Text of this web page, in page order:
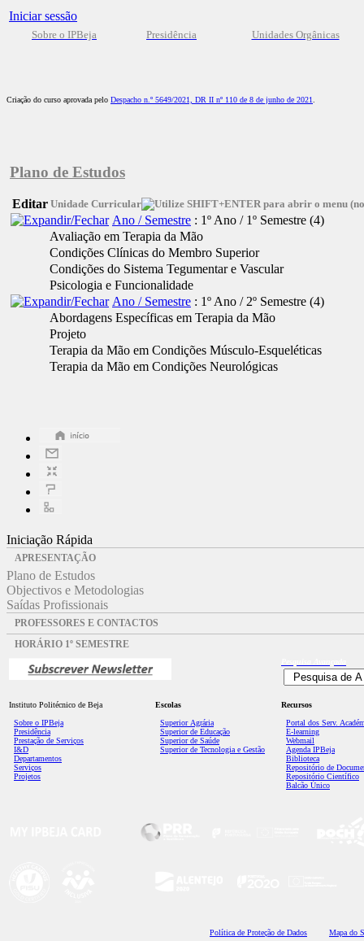
Iniciar sessão
Sobre o IPBeja Presidência Unidades Orgânicas
Criação do curso aprovada pelo Despacho n.º 5649/2021, DR II nº 110 de 8 de junho de 2021
Plano de Estudos
Editar Unidade Curricular
Ano / Semestre : 1º Ano / 1º Semestre ‎(4)
Avaliação em Terapia da Mão
Condições Clínicas do Membro Superior
Condições do Sistema Tegumentar e Vascular
Psicologia e Funcionalidade
Ano / Semestre : 1º Ano / 2º Semestre ‎(4)
Abordagens Específicas em Terapia da Mão
Projeto
Terapia da Mão em Condições Músculo-Esqueléticas
Terapia da Mão em Condições Neurológicas
Iniciação Rápida
APRESENTAÇÃO
Plano de Estudos
Objectivos e Metodologias
Saídas Profissionais
PROFESSORES E CONTACTOS
HORÁRIO 1º SEMESTRE
Instituto Politécnico de Beja
Sobre o IPBeja
Presidência
Prestação de Serviços
I&D
Departamentos
Serviços
Projetos
Escolas
Superior Agrária
Superior de Educação
Superior de Saúde
Superior de Tecnologia e Gestão
Recursos
Portal dos Serv.
E-learning
Webmail
Agenda IPBeja
Biblioteca
Repositório de
Repositório Científico
Balcão Único
Política de Proteção de Dados Mapa do